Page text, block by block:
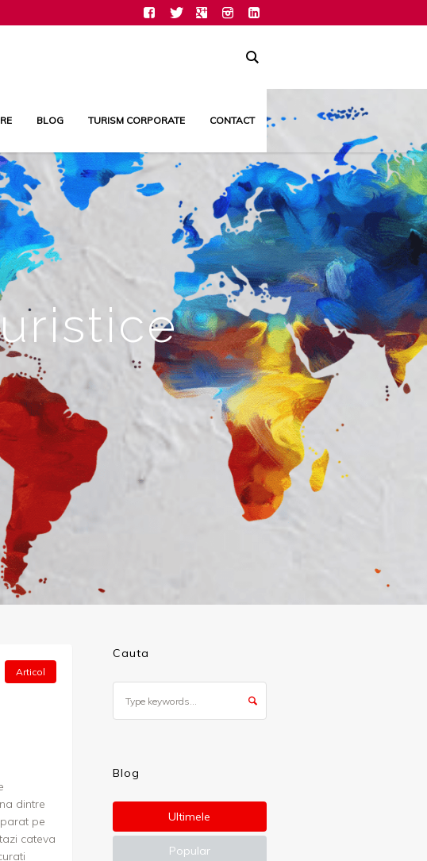
BLOG TURISM CORPORATE CONTACT
Articol
dintre
pe
cateva
Cauta
Blog
Ultimele
Popular